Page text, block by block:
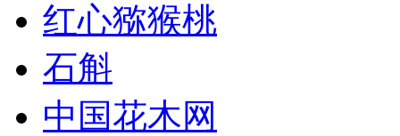
红心猕猴桃
石斛
中国花木网